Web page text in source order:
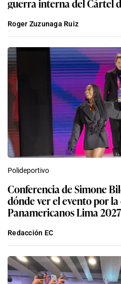
Roger Zuzunaga Ruiz
Polideportivo
Conferencia de Simone
dónde ver el evento por
Panamericanos Lima 2027
Redacción EC